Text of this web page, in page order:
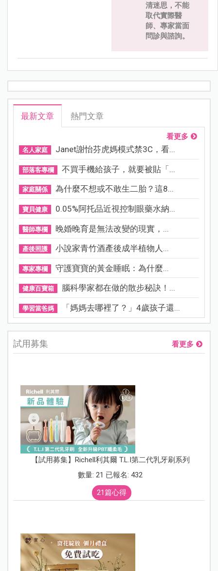
清迷思，不能
取代實際醫
師、專家當面
問診與諮詢。
最新文章 熱門文章
看更多
名人家庭 Janet謝怡芬虎媽模式禁3C，看...
部落客專欄 不買手機給孩子，就要被貼「...
家庭關係 為什麼不想或不敢生二胎？這8...
寶貝健康 0.05%阿托品近視控制眼藥水納...
醫師專欄 晚婚晚育是無法改變的現實，...
產後照護 小說家青竹酒產後成半植物人...
專家專欄 守護寶寶的黃金睡眠：為什麼...
健康百寶箱 腦科學家都在做的散步秘訣！...
學習當爸媽 「媽媽去哪裡了？」4歲孩子還...
試用募集 看更多
【試用募集】Richell利其爾 T.L.I第二代乳牙刷系列
數量: 21 已報名: 432
21篇心得